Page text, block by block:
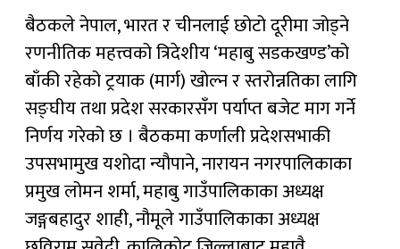
बैठकले नेपाल, भारत र चीनलाई छोटो दूरीमा जोड्ने
रणनीतिक महत्त्वको त्रिदेशीय ‘महाबु सडकखण्ड’को
बाँकी रहेको ट्रयाक (मार्ग) खोल्न र स्तरोन्नतिका लागि
सङ्घीय तथा प्रदेश सरकारसँग पर्याप्त बजेट माग गर्ने
निर्णय गरेको छ । बैठकमा कर्णाली प्रदेशसभाकी
उपसभामुख यशोदा न्यौपाने, नारायन नगरपालिकाका
प्रमुख लोमन शर्मा, महाबु गाउँपालिकाका अध्यक्ष
जङ्गबहादुर शाही, नौमूले गाउँपालिकाका अध्यक्ष